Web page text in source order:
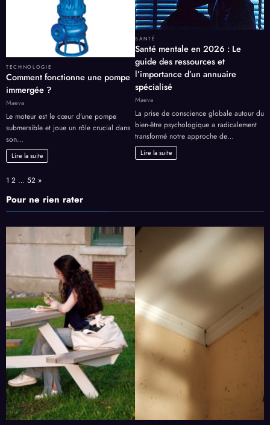
TECHNOLOGIE
Comment fonctionne une pompe
immergée ?
Maeva
Le moteur est le cœur d’une pompe
submersible et joue un rôle crucial dans
son…
Lire la suite
SANTÉ
Santé mentale en 2026 : Le
guide des ressources et
l’importance d’un annuaire
spécialisé
Maeva
La prise de conscience globale autour du
bien-être psychologique a radicalement
transformé notre approche de…
Lire la suite
Page:
1 2 … 52 Next
»
Pour ne rien rater